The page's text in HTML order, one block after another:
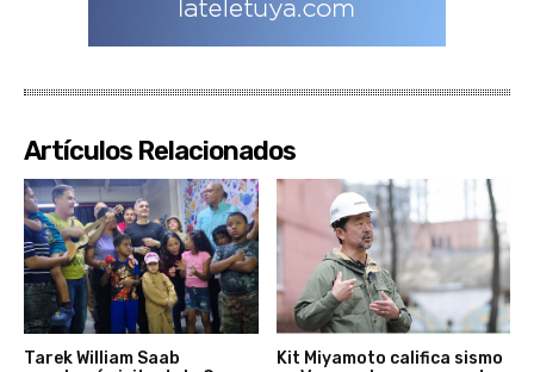
Artículos Relacionados
Tarek William Saab
Kit Miyamoto califica sismo